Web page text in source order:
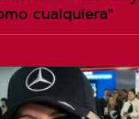
cualquiera"